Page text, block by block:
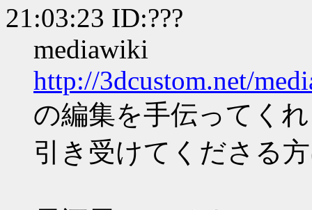
21:03:23 ID:???
mediawiki
http://3dcustom.net/
の編集を手伝ってく
引き受けてくださる